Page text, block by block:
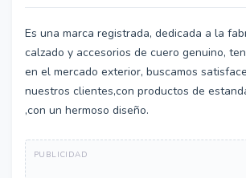
Es una marca registrada, dedicada a la
calzado y accesorios de cuero genuino,
en el mercado exterior, buscamos
nuestros clientes,con productos de
,con un hermoso diseño.